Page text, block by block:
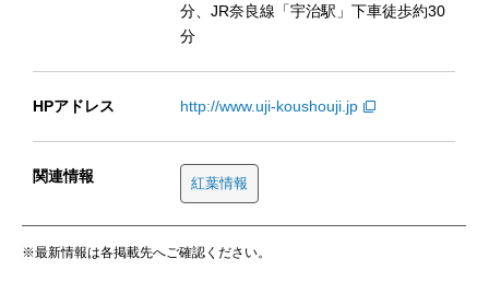
分、JR奈良線「宇治駅」下車徒歩約30
分
HPアドレス http://www.uji-koushouji.jp
関連情報 紅葉情報
※最新情報は各掲載先へご確認ください。